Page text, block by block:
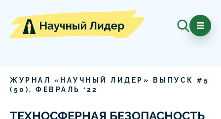
ЖУРНАЛ «НАУЧНЫЙ ЛИДЕР» ВЫПУСК # 5
( 50 ), ФЕВРАЛЬ ‘ 22
ТЕХНОСФЕРНАЯ БЕЗОПАСНОСТЬ